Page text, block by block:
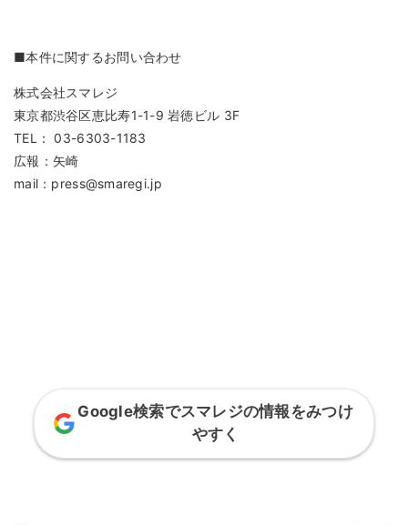
■本件に関するお問い合わせ
株式会社スマレジ
東京都渋谷区恵比寿1-1-9 岩徳ビル 3F
TEL： 03-6303-1183
広報：矢崎
mail：press@smaregi.jp
Google検索でスマレジの情報をみつけ
やすく